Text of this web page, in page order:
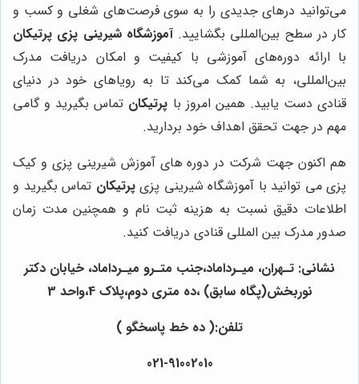
می‌توانید درهای جدیدی را به سوی فرصت‌های شغلی و کسب و
کار در سطح بین‌المللی بگشایید.آموزشگاه شیرینی پزی پرتیکان
با ارائه دوره‌های آموزشی با کیفیت و امکان دریافت مدرک
بین‌المللی، به شما کمک می‌کند تا به رویاهای خود در دنیای
قنادی دست یابید. همین امروز با پرتیکان تماس بگیرید و گامی
مهم در جهت تحقق اهداف خود بردارید.
هم اکنون جهت شرکت در دوره های آموزش شیرینی پزی و کیک
پزی می توانید با آموزشگاه شیرینی پزیپرتیکان تماس بگیرید و
اطلاعات دقیق نسبت به هزینه ثبت نام و همچنین مدت زمان
صدور مدرک بین المللی قنادی دریافت کنید.
نشانی: تـهران، میـرداماد،جنب متـرو میـرداماد، خیابان دکتر
نوربخش(پگاه سابق) ،ده متری دوم،پلاک 4،واحد 3
تلفن:( ده خط پاسخگو )
021-91002010